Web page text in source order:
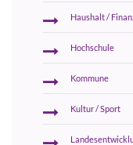
Haushalt /
Hochschule
Kommune
Kultur / Sport